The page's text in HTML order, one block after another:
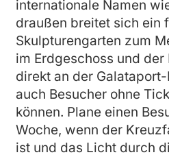
internationale Namen
draußen breitet sich ein
Skulpturengarten zum
im Erdgeschoss und
direkt an der
auch Besucher ohne
können. Plane einen
Woche, wenn der
ist und das Licht durch